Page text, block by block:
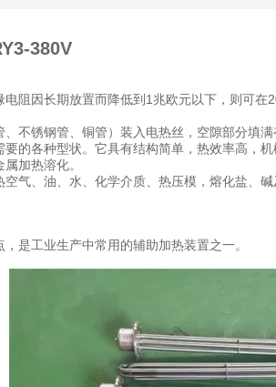
380V
电阻因长期放置而降低到1兆欧元以下，则可
不锈钢管、铜管）装入电热丝，空隙部分填
的各种型状。它具有结构简单，热效率高，
加热溶化。
气、油、水、化学介质、热压模，熔化盐、
是工业生产中常用的辅助加热装置之一。